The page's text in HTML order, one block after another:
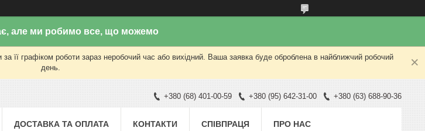
але ми робимо все, що можемо
її графіком роботи зараз неробочий час або вихідний. Ваша заявка буде оброблена в найближчий робочий
день.
+380 (68) 401-00-59 +380 (95) 642-31-00 +380 (63) 688-90-36
ДОСТАВКА ТА ОПЛАТА КОНТАКТИ СПІВПРАЦЯ ПРО НАС